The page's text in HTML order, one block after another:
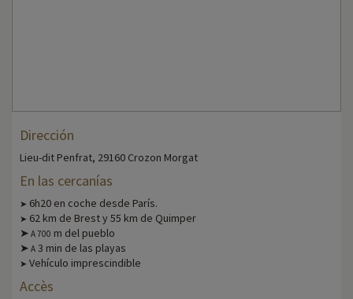
Dirección
Lieu-dit Penfrat, 29160 Crozon Morgat
En las cercanías
➤ 6h20 en coche desde París.
➤ 62 km de Brest y 55 km de Quimper
➤ A700 m del pueblo
➤ A 3 min de las playas
➤ Vehículo imprescindible
Accès